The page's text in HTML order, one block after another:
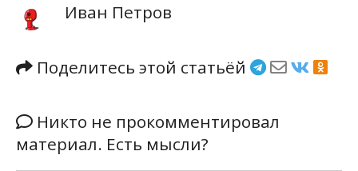
Иван Петров
Поделитесь этой статьёй
Никто не прокомментировал
материал. Есть мысли?